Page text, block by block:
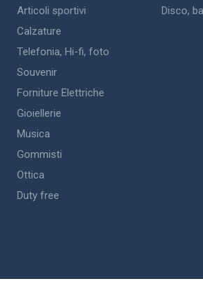
Articoli sportivi
Calzature
Telefonia, Hi-fi, foto
Souvenir
Forniture Elettriche
Gioiellerie
Musica
Gommisti
Ottica
Duty free
Disco,